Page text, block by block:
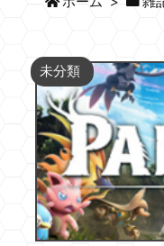
未分類